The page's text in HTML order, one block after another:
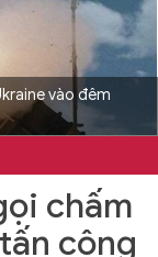
vào đêm
chấm
công